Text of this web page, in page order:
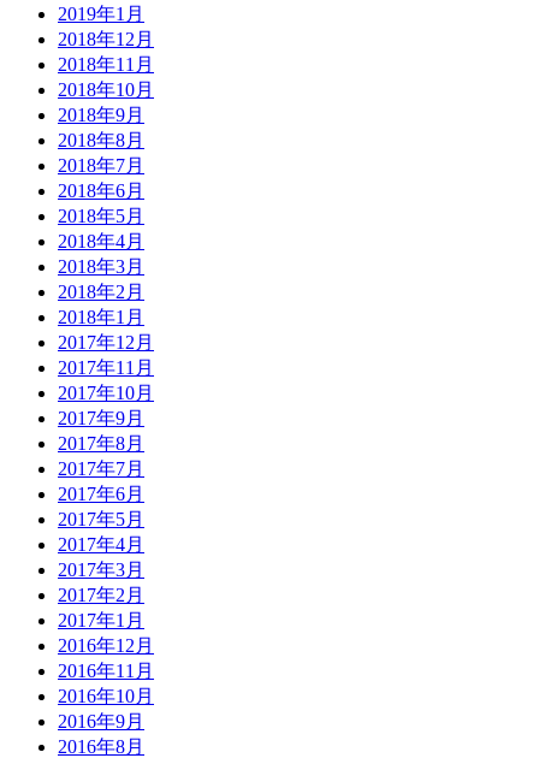
2019年1月
2018年12月
2018年11月
2018年10月
2018年9月
2018年8月
2018年7月
2018年6月
2018年5月
2018年4月
2018年3月
2018年2月
2018年1月
2017年12月
2017年11月
2017年10月
2017年9月
2017年8月
2017年7月
2017年6月
2017年5月
2017年4月
2017年3月
2017年2月
2017年1月
2016年12月
2016年11月
2016年10月
2016年9月
2016年8月